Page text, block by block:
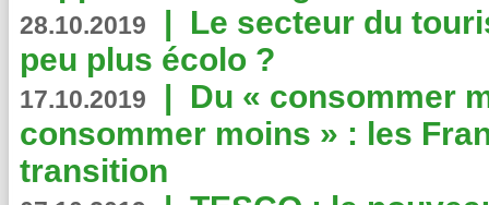
28.10.2019 | Le secteur du
peu plus écolo ?
17.10.2019 | Du « consommer
consommer moins » : les
transition